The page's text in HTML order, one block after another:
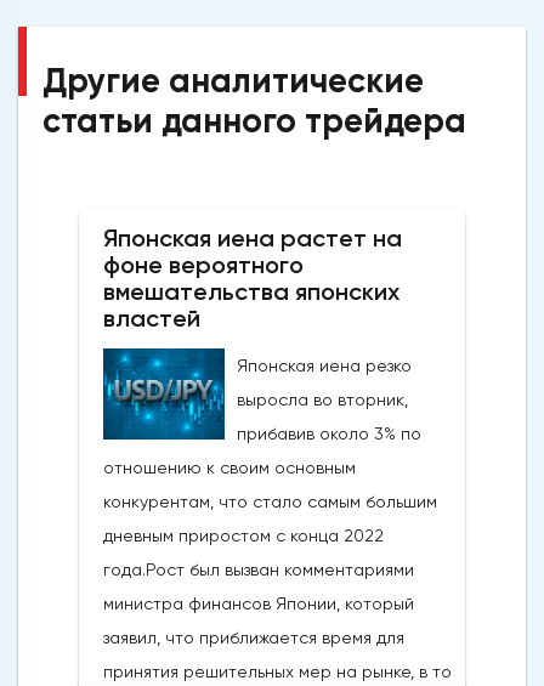
Другие аналитические
статьи данного трейдера
Японская иена растет на
фоне вероятного
вмешательства японских
властей
Японская иена резко
выросла во вторник,
прибавив около 3% по
отношению к своим основным
конкурентам, что стало самым большим
дневным приростом с конца 2022
года.Рост был вызван комментариями
министра финансов Японии, который
заявил, что приближается время для
принятия решительных мер на рынке, в то